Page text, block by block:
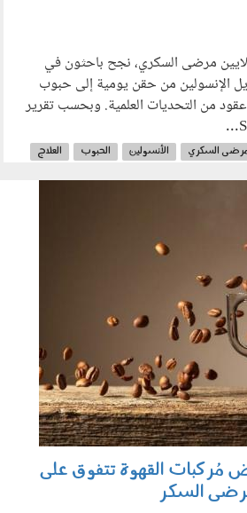
مرضى السكري، نجح باحثون في
الإنسولين من حقن يومية إلى حبوب
من التحديات العلمية. وبحسب تقرير
السكري الأنسولين الحبوب
العلاج
مُركبات القهوة تتفوق على
السكر